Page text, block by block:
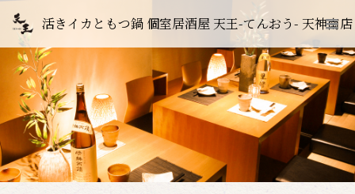
活きイカともつ鍋 個室居酒屋 天王-てんおう- 天神南店